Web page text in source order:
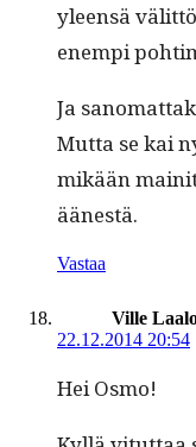
yleen­sä
enem­pi
Ja
Mut­ta se kai
mikään
äänestä.
Vastaa
Ville
22.12.2014 20:54
Hei Osmo!